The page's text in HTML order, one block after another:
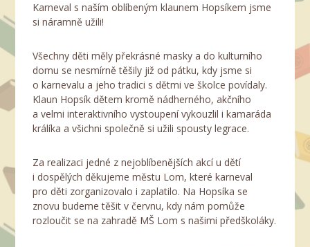
Karneval s naším oblíbeným klaunem Hopsíkem jsme
si náramně užili!
Všechny děti měly překrásné masky a do kulturního
domu se nesmírně těšily již od pátku, kdy jsme si
o karnevalu a jeho tradici s dětmi ve školce povídaly.
Klaun Hopsík dětem kromě nádherného, akčního
a velmi interaktivního vystoupení vykouzlil i kamaráda
králíka a všichni společně si užili spousty legrace.
Za realizaci jedné z nejoblíbenějších akcí u dětí
i dospělých děkujeme městu Lom, které karneval
pro děti zorganizovalo i zaplatilo. Na Hopsíka se
znovu budeme těšit v červnu, kdy nám pomůže
rozloučit se na zahradě MŠ Lom s našimi předškoláky.